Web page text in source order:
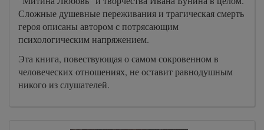
Сложные душевные переживания и трагическая смерть
героя описаны автором с потрясающим
психологическим напряжением.
Эта книга, повествующая о самом сокровенном в
человеческих отношениях, не оставит равнодушным
никого из слушателей.